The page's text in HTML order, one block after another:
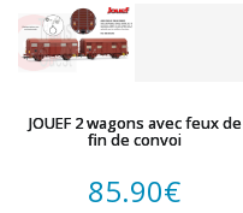
JOUEF 2 wagons avec feux de
fin de convoi
85.90€